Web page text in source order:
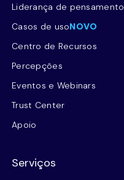
Liderança de pensamento
Casos de usoNOVO
Centro de Recursos
Percepções
Eventos e Webinars
Trust Center
Apoio
Serviços